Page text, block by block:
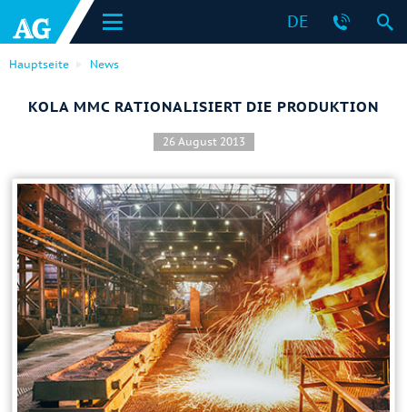
DE
Hauptseite News
KOLA MMC RATIONALISIERT DIE PRODUKTION
26 August 2013